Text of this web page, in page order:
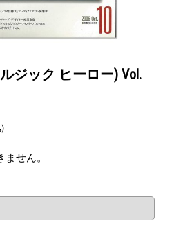
ジック ヒーロー) Vol.
)
せん。